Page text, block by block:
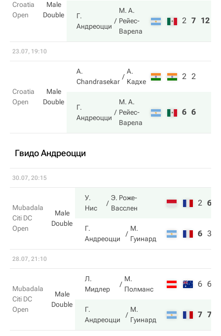
Croatia
Open
Male
Double
Г.
Андреоцци
М. А.
Рейес-
Варела
2 7 12
23.07, 19:10
Croatia
Open
Male
Double
A.
Chandrasekar
А.
Кадхе
2 2
Г.
Андреоцци
М. А.
Рейес-
Варела
6 6
Гвидо Андреоцци
30.07, 20:15
Mubadala
Citi DC
Open
Male
Double
У.
Нис
Э. Роже-
Васслен
2 6
Г.
Андреоцци
М.
Гуинард
6 3
28.07, 21:10
Mubadala
Citi DC
Open
Male
Double
Л.
Мидлер
М.
Полманс
6 6
Г.
Андреоцци
М.
Гуинард
7 7